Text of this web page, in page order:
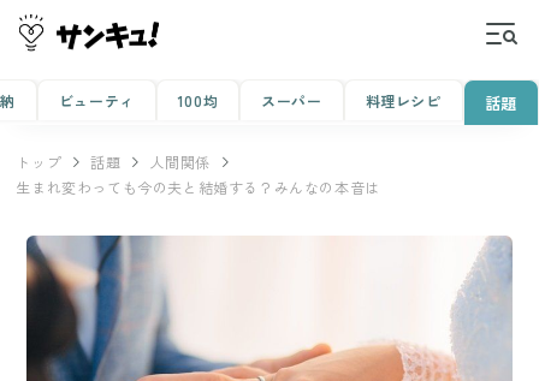
ビューティ 100均 スーパー 料理レシピ 話題
トップ 話題
人間関係
生まれ変わっても今の夫と結婚する？みんなの本音は